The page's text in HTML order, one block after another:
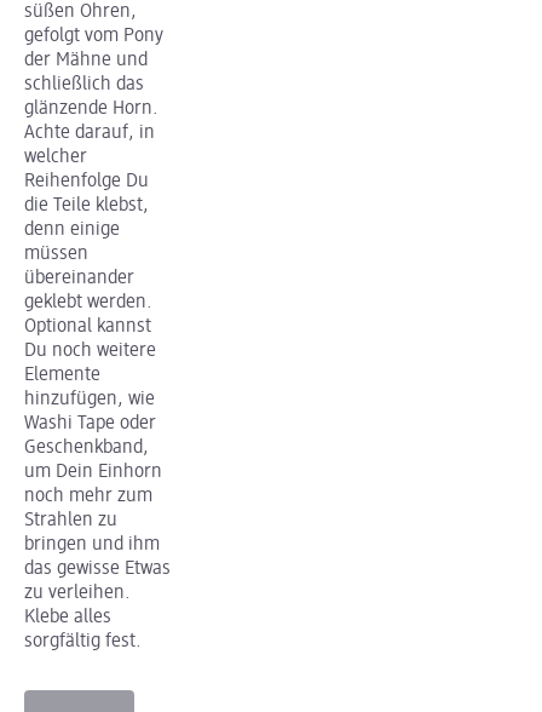
süßen Ohren,
gefolgt vom Pony
der Mähne und
schließlich das
glänzende Horn.
Achte darauf, in
welcher
Reihenfolge Du
die Teile klebst,
denn einige
müssen
übereinander
geklebt werden.
Optional kannst
Du noch weitere
Elemente
hinzufügen, wie
Washi Tape oder
Geschenkband,
um Dein Einhorn
noch mehr zum
Strahlen zu
bringen und ihm
das gewisse Etwas
zu verleihen.
Klebe alles
sorgfältig fest.